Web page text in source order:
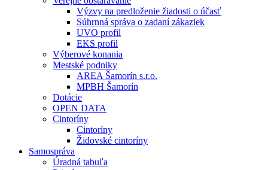
Výzvy na predloženie žiadosti o účasť
Súhrnná správa o zadaní zákaziek
UVO profil
EKS profil
Výberové konania
Mestské podniky
AREA Šamorín s.r.o.
MPBH Šamorín
Dotácie
OPEN DATA
Cintoríny
Cintoríny
Židovské cintoríny
Samospráva
Úradná tabuľa